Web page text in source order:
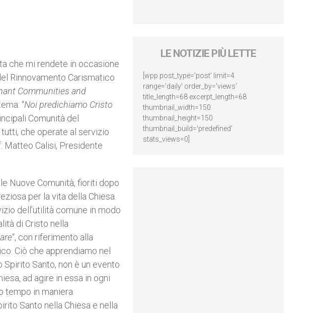
che mi rendete in occasione
Rinnovamento Carismatico
Communities and
“Noi predichiamo Cristo
Comunità del
che operate al servizio
Matteo Calisi, Presidente
Nuove Comunità, fioriti dopo
per la vita della Chiesa.
dell’utilità comune in modo
di Cristo nella
“, con riferimento alla
Ciò che apprendiamo nel
Santo, non è un evento
ad agire in essa in ogni
tempo in maniera
Santo nella Chiesa e nella
LE NOTIZIE PIÙ LETTE
[wpp post_type='post' limit=4
range='daily' order_by='views'
title_length=68 excerpt_length=68
thumbnail_width=150
thumbnail_height=150
thumbnail_build='predefined'
stats_views=0]